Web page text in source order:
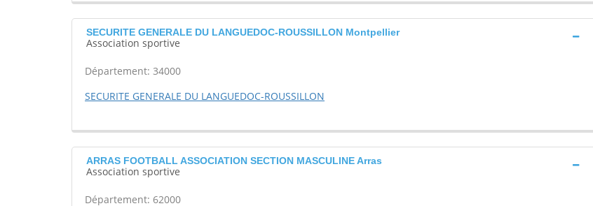
SECURITE GENERALE DU LANGUEDOC-ROUSSILLON Montpellier
Association sportive
Département: 34000
SECURITE GENERALE DU LANGUEDOC-ROUSSILLON
ARRAS FOOTBALL ASSOCIATION SECTION MASCULINE Arras
Association sportive
Département: 62000